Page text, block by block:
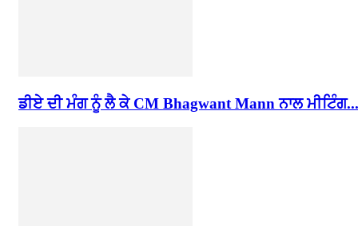
ਡੀਏ ਦੀ ਮੰਗ ਨੂੰ ਲੈ ਕੇ CM Bhagwant Mann ਨਾਲ ਮੀਟਿੰਗ...